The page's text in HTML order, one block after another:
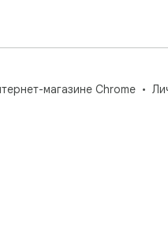
магазине Chrome